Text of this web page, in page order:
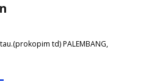
td) PALEMBANG,